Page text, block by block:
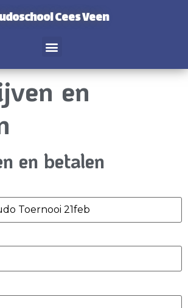
Cees Veen
en
en betalen